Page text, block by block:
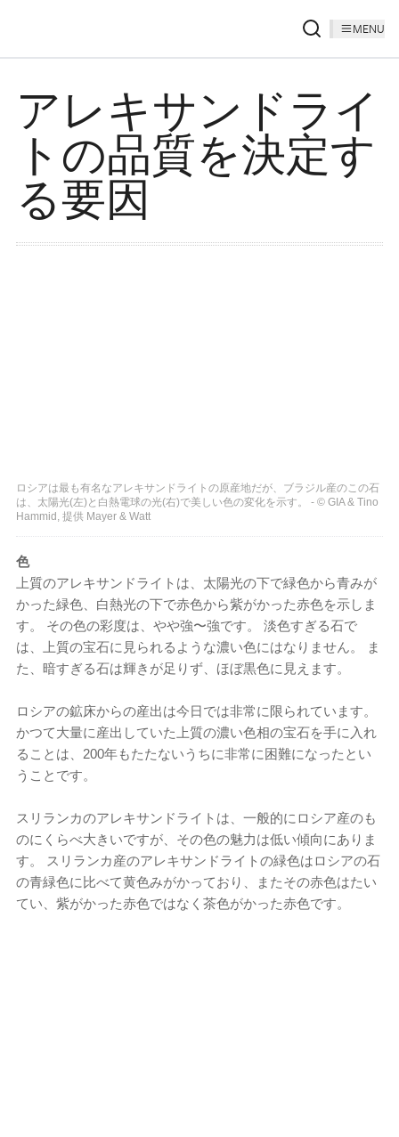
MENU
アレキサンドライ
トの品質を決定す
る要因
ロシアは最も有名なアレキサンドライトの原産地だが、ブラジル産のこの石
は、太陽光(左)と白熱電球の光(右)で美しい色の変化を示す。 - © GIA & Tino
Hammid, 提供 Mayer & Watt
色
上質のアレキサンドライトは、太陽光の下で緑色から青みが
かった緑色、白熱光の下で赤色から紫がかった赤色を示しま
す。 その色の彩度は、やや強〜強です。 淡色すぎる石で
は、上質の宝石に見られるような濃い色にはなりません。 ま
た、暗すぎる石は輝きが足りず、ほぼ黒色に見えます。
ロシアの鉱床からの産出は今日では非常に限られています。
かつて大量に産出していた上質の濃い色相の宝石を手に入れ
ることは、200年もたたないうちに非常に困難になったとい
うことです。
スリランカのアレキサンドライトは、一般的にロシア産のも
のにくらべ大きいですが、その色の魅力は低い傾向にありま
す。 スリランカ産のアレキサンドライトの緑色はロシアの石
の青緑色に比べて黄色みがかっており、またその赤色はたい
てい、紫がかった赤色ではなく茶色がかった赤色です。